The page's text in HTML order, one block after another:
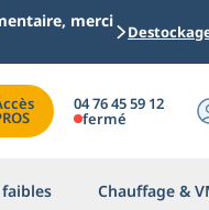
merci
04 76 45 59 12
fermé
Chauffage &